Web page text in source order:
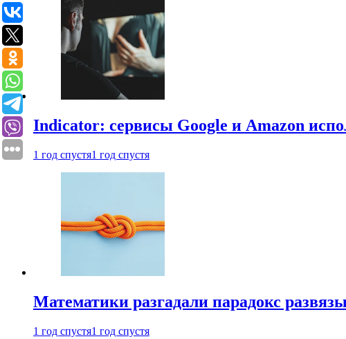
Indicator: сервисы Google и Amazon
1 год спустя1 год спустя
Математики разгадали парадокс
1 год спустя1 год спустя